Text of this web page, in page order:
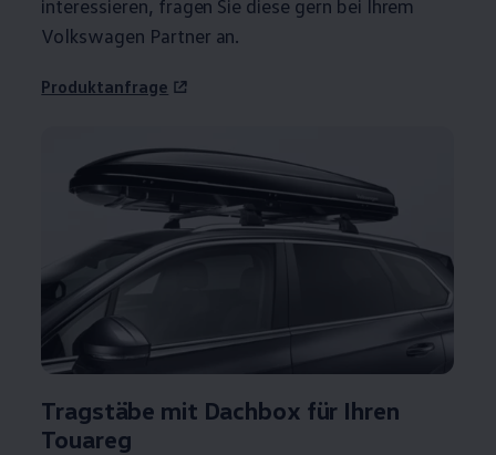
interessieren, fragen Sie diese gern bei Ihrem
Volkswagen Partner an.
Produktanfrage
Tragstäbe mit Dachbox für Ihren
Touareg